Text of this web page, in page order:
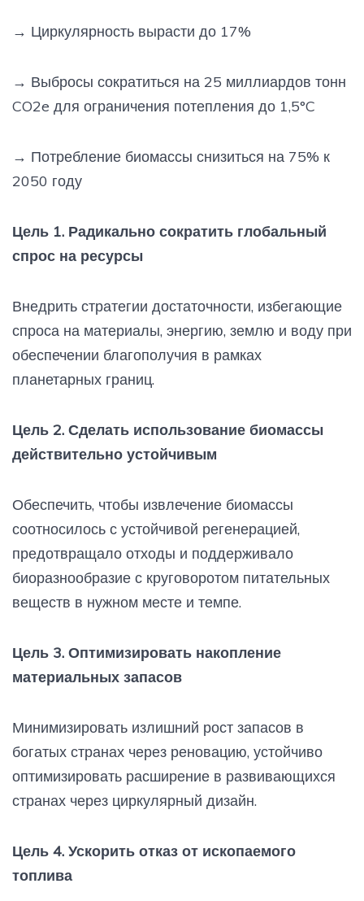
→ Циркулярность вырасти до 17%
→ Выбросы сократиться на 25 миллиардов тонн
CO2e для ограничения потепления до 1,5°C
→ Потребление биомассы снизиться на 75% к
2050 году
Цель 1. Радикально сократить глобальный
спрос на ресурсы
Внедрить стратегии достаточности, избегающие
спроса на материалы, энергию, землю и воду при
обеспечении благополучия в рамках
планетарных границ.
Цель 2. Сделать использование биомассы
действительно устойчивым
Обеспечить, чтобы извлечение биомассы
соотносилось с устойчивой регенерацией,
предотвращало отходы и поддерживало
биоразнообразие с круговоротом питательных
веществ в нужном месте и темпе.
Цель 3. Оптимизировать накопление
материальных запасов
Минимизировать излишний рост запасов в
богатых странах через реновацию, устойчиво
оптимизировать расширение в развивающихся
странах через циркулярный дизайн.
Цель 4. Ускорить отказ от ископаемого
топлива